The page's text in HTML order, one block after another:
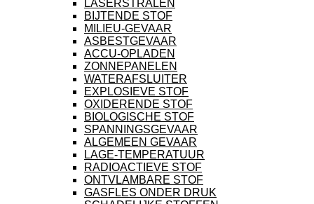
LASERSTRALEN
BIJTENDE STOF
MILIEU-GEVAAR
ASBESTGEVAAR
ACCU-OPLADEN
ZONNEPANELEN
WATERAFSLUITER
EXPLOSIEVE STOF
OXIDERENDE STOF
BIOLOGISCHE STOF
SPANNINGSGEVAAR
ALGEMEEN GEVAAR
LAGE-TEMPERATUUR
RADIOACTIEVE STOF
ONTVLAMBARE STOF
GASFLES ONDER DRUK